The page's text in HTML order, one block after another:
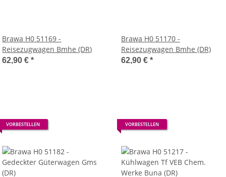
Brawa H0 51169 -
Reisezugwagen Bmhe (DR)
62,90 €*
Brawa H0 51170 -
Reisezugwagen Bmhe (DR)
62,90 € *
VORBESTELLEN VORBESTELLEN